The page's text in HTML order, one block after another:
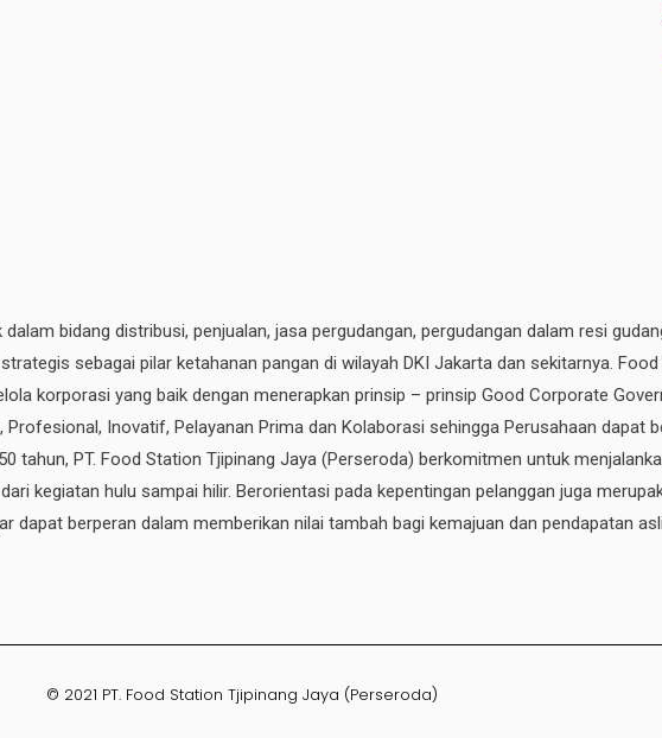
bidang distribusi, penjualan, jasa pergudangan, pergudangan dalam resi
sebagai pilar ketahanan pangan di wilayah DKI Jakarta dan sekitarnya.
korporasi yang baik dengan menerapkan prinsip – prinsip Good Corporate
Inovatif, Pelayanan Prima dan Kolaborasi sehingga Perusahaan dapat
tahun, PT. Food Station Tjipinang Jaya (Perseroda) berkomitmen untuk
kegiatan hulu sampai hilir. Berorientasi pada kepentingan pelanggan juga
dapat berperan dalam memberikan nilai tambah bagi kemajuan dan pendapatan
© 2021 PT. Food Station Tjipinang Jaya (Perseroda)